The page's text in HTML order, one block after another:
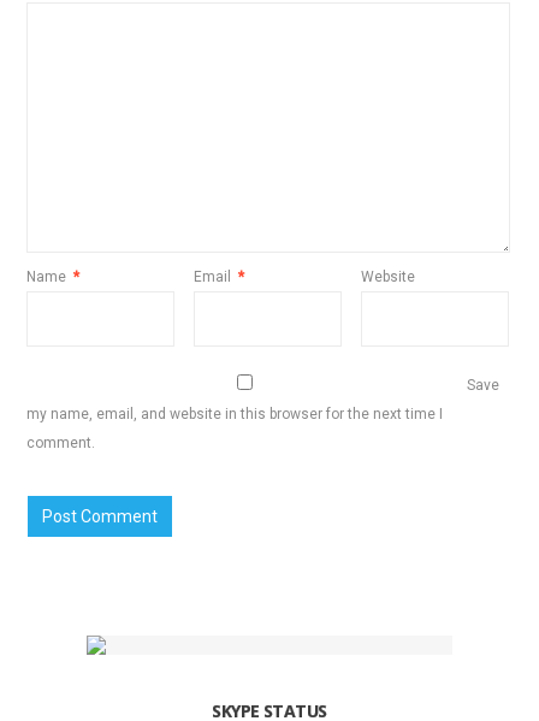
Name * Email * Website
Save
my name, email, and website in this browser for the next time I
comment.
SKYPE STATUS